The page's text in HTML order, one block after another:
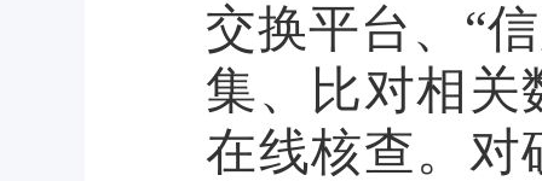
交换平台、“
集、比对相关
在线核查。对